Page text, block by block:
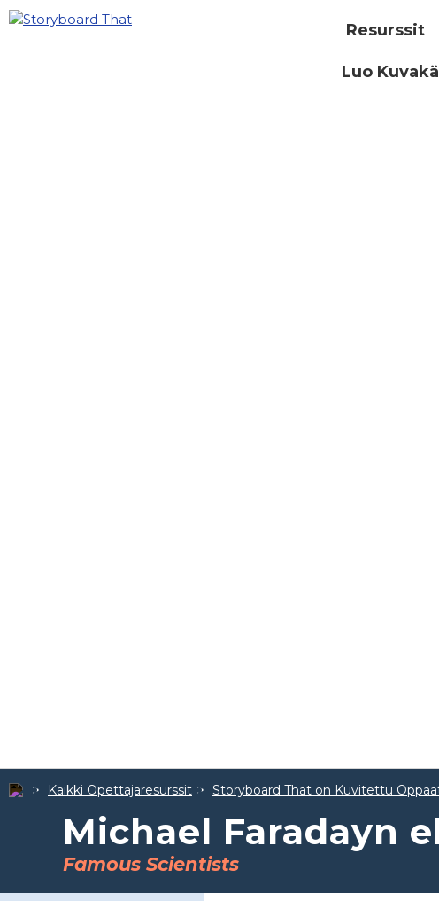
Resurssit
Luo
Kaikki Opettajaresurssit Storyboard That on Kuvitettu
Michael Faradayn
Famous Scientists